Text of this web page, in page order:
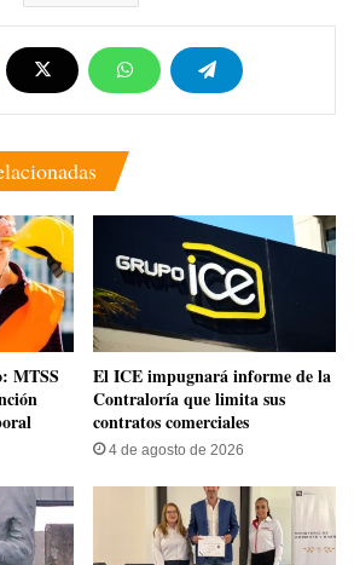
MTSS
El ICE impugnará informe de la
Contraloría que limita sus
contratos comerciales
4 de agosto de 2026